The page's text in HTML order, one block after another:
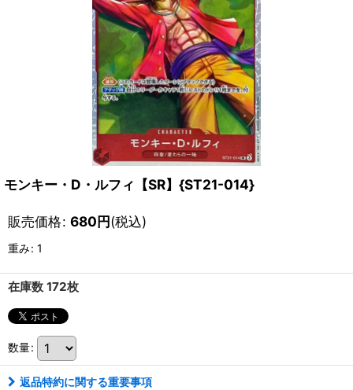
モンキー・D・ルフィ【SR】{ST21-014}
販売価格: 680円(税込)
重み: 1
在庫数 172枚
数量:
返品特約に関する重要事項